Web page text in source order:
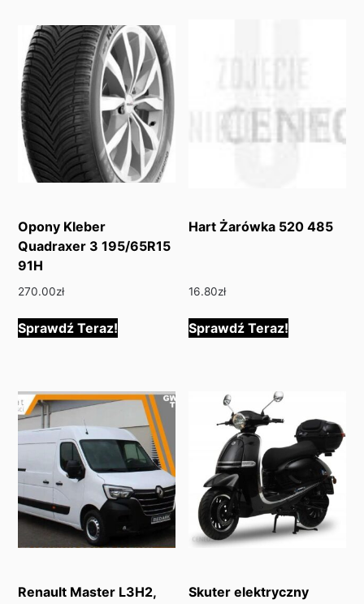
Opony Kleber
Quadraxer 3 195/65R15
91H
270.00zł
Sprawdź Teraz!
Hart Żarówka 520 485
16.80zł
Sprawdź Teraz!
Renault Master L3H2,
Skuter elektryczny